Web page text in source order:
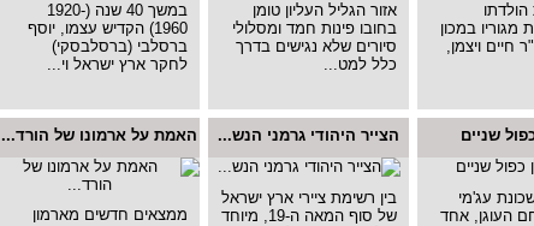
מגוריו במכון
חיים ויצמן,
אזור הגליל העליון טומן
בחובו פינות חמד ומסלולי
סיורים שלא נגישים בדרך
כלל למט...
במשך 40 שנה (1920-
1960) הקדיש עצמו, יוסף
ברסלבי (ברסלבסקי)
לחקר ארץ ישראל וי...
שניים
עג'מי
העוגן, אחד
הצייר היהודי גרמני הנש...
בין רשימת ציירי ארץ ישראל
של סוף המאה ה-19, מיוחד
האמת על ארמונו של הורד...
ממצאים חדשים מארמון